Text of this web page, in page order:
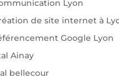
Lyon
de site internet à
Google Lyon
Ainay
bellecour